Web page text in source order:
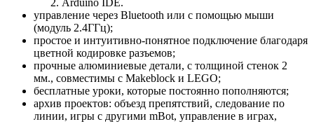
управление через Bluetooth или с помощью мыши
(модуль 2.4ГГц);
простое и интуитивно-понятное подключение благодаря
цветной кодировке разъемов;
прочные алюминиевые детали, с толщиной стенок 2
мм., совместимы с Makeblock и LEGO;
бесплатные уроки, которые постоянно пополняются;
архив проектов: объезд препятствий, следование по
линии, игры с другими mBot, управление в играх,